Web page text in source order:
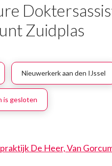
Zuidplas
Nieuwerkerk aan den IJssel
is gesloten
De Heer, Van